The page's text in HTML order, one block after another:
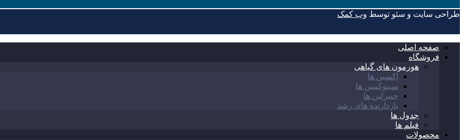
طراحی سایت و سئو توسط وب کمک
صفحه اصلی
فروشگاه
هورمون های گیاهی
اکسین ها
سیتوکینین ها
جیبرلین ها
بازدارنده های رشد
جدول ها
فیلم ها
محصولات